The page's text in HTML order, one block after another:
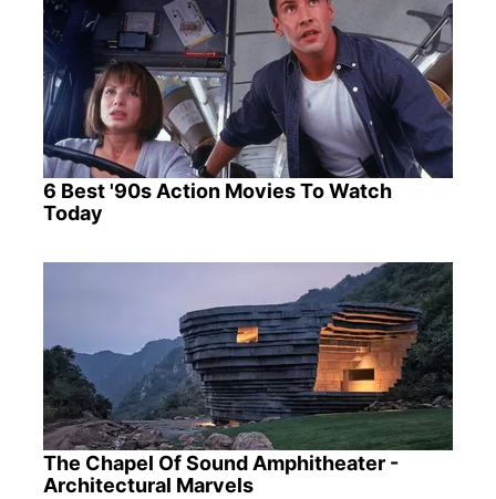
6 Best '90s Action Movies To Watch
Today
The Chapel Of Sound Amphitheater -
Architectural Marvels